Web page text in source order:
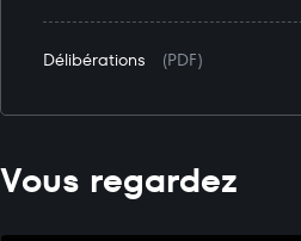
Délibérations (PDF)
Vous regardez